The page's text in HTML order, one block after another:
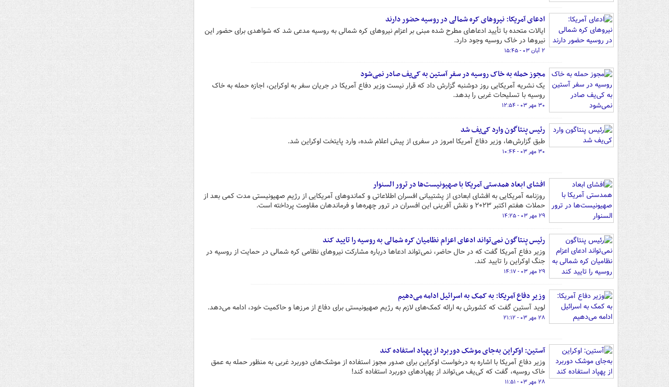
ادعای آمریکا: نیروهای کره شمالی در روسیه حضور دارند
ایالات متحده با تأیید ادعاهای مطرح شده مبنی بر اعزام نیروهای کره شمالی به روسیه مدعی شد که شواهدی برای حضور این
نیروها در خاک روسیه وجود دارد.
۲ آبان ۰۳ - ۱۵:۴۵
مجوز حمله به خاک روسیه در سفر آستین به کی‌یف صادر نمی‌شود
یک نشریه آمریکایی روز دوشنبه گزارش داد که قرار نیست وزیر دفاع آمریکا در جریان سفر به اوکراین، اجازه حمله به خاک
روسیه با تسلیحات غربی را بدهد.
۳۰ مهر ۰۳ - ۱۲:۵۴
رئیس پنتاگون وارد کی‌یف شد
طبق گزارش‌ها، وزیر دفاع آمریکا امروز در سفری از پیش اعلام شده، وارد پایتخت اوکراین شد.
۳۰ مهر ۰۳ - ۱۰:۴۴
افشای ابعاد همدستی آمریکا با صهیونیست‌ها در ترور السنوار
روزنامه آمریکایی به افشای ابعادی از پشتیبانی افسران اطلاعاتی و کماندوهای آمریکایی از رژیم صهیونیستی مدت کمی بعد از
حملات هفتم اکتبر ۲۰۲۳ و نقش آفرینی این افسران در ترور چهره‌ها و فرماندهان مقاومت پرداخته است.
۲۹ مهر ۰۳ - ۱۴:۲۵
رئیس پنتاگون نمی‌تواند ادعای اعزام نظامیان کره شمالی به روسیه را تایید کند
وزیر دفاع آمریکا گفت که در حال حاضر، نمی‌تواند ادعاها درباره مشارکت نیروهای نظامی کره شمالی در حمایت از روسیه در
جنگ اوکراین را تایید کند.
۲۹ مهر ۰۳ - ۱۴:۱۷
وزیر دفاع آمریکا: به کمک به اسرائیل ادامه می‌دهیم
لوید آستین گفت که کشورش به ارائه کمک‌های لازم به رژیم صهیونیستی برای دفاع از مرزها و حاکمیت خود، ادامه می‌دهد.
۲۸ مهر ۰۳ - ۲۱:۱۲
آستین: اوکراین به‌جای موشک دوربرد از پهپاد استفاده کند
وزیر دفاع آمریکا با اشاره به درخواست اوکراین برای صدور مجوز استفاده از موشک‌های دوربرد غربی به منظور حمله به عمق
خاک روسیه، گفت که کی‌یف می‌تواند از پهپادهای دوربرد استفاده کند!
۲۸ مهر ۰۳ - ۱۱:۵۱